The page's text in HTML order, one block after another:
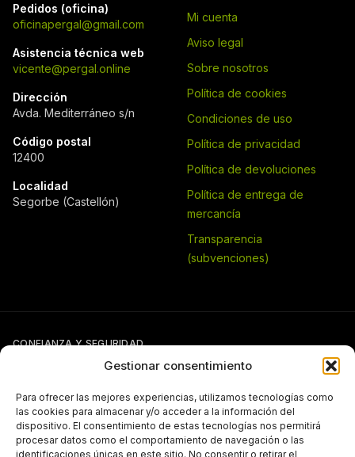
Gestionar consentimiento
Para ofrecer las mejores experiencias, utilizamos tecnologías como
las cookies para almacenar y/o acceder a la información del
dispositivo. El consentimiento de estas tecnologías nos permitirá
procesar datos como el comportamiento de navegación o las
identificaciones únicas en este sitio. No consentir o retirar el
Pedidos (oficina)
oficinapergal@gmail.com
Asistencia técnica web
vicente@pergal.online
Dirección
Avda. Mediterráneo s/n
Código postal
12400
Localidad
Segorbe (Castellón)
Mi cuenta
Aviso legal
Sobre nosotros
Política de cookies
Condiciones de uso
Política de privacidad
Política de devoluciones
Política de entrega de
mercancía
Transparencia
(subvenciones)
CONFIANZA Y SEGURIDAD